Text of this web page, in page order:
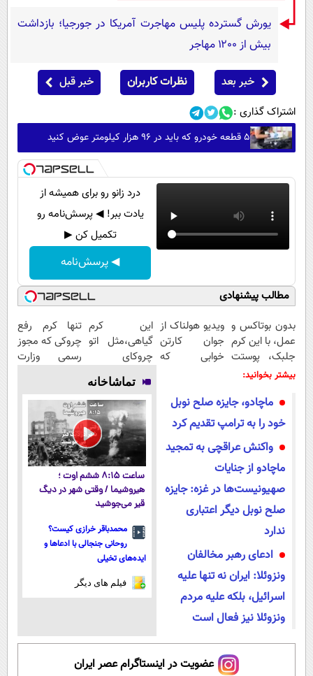
یورش گسترده پلیس مهاجرت آمریکا در جورجیا؛ بازداشت
بیش از ۱۲۰۰ مهاجر
خبر بعد نظرات کاربران خبر قبل
اشتراک گذاری :
۵ قطعه خودرو که باید در ۹۶ هزار کیلومتر عوض کنید
درد زانو رو برای همیشه از
یادت ببر! ◀ پرسش‌نامه رو
تکمیل کن ▶
◀ پرسش‌نامه
مطالب پیشنهادی
بدون بوتاکس و
عمل، با این کرم
جلبک، پوستت
رو جوان کن
ویدیو هولناک از
جوان کارتن
خوابی که
این کرم
گیاهی،مثل اتو
چروکای
پوستتوصاف
میکنه!50%تخفیف
تنها کرم رفع
چروکی که مجوز
رسمی وزارت
بیشتر بخوانید:
ماچادو، جایزه صلح نوبل
خود را به ترامپ تقدیم کرد
واکنش عراقچی به تمجید
ماچادو از جنایات
صهیونیست‌ها در غزه: جایزه
صلح نوبل دیگر اعتباری
ندارد
ادعای رهبر مخالفان
ونزوئلا: ایران نه تنها علیه
اسرائیل، بلکه علیه مردم
ونزوئلا نیز فعال است
تماشاخانه
ساعت ۸:۱۵ ششم اوت ؛
هیروشیما / وقتی شهر در دیگ
قیر می‌جوشید
محمدباقر خرازی کیست؟
روحانی جنجالی با ادعاها و
ایده‌های تخیلی
فیلم های دیگر
عضویت در اینستاگرام عصر ایران